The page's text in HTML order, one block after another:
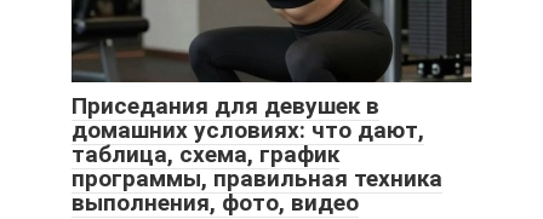
Приседания для девушек в
домашних условиях: что дают,
таблица, схема, график
программы, правильная техника
выполнения, фото, видео